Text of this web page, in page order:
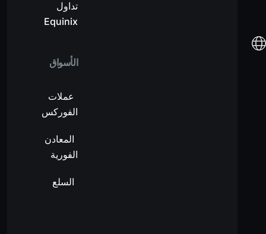
تداول
Equinix
الأسواق
عملات
الفوركس
المعادن
الفورية
السلع